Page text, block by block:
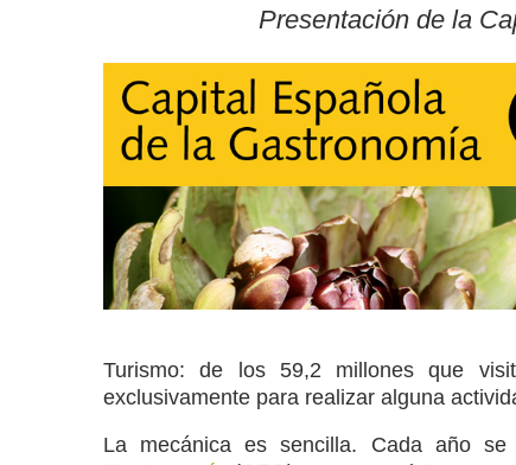
Presentación de la
Turismo: de los 59,2 millones que
exclusivamente para realizar alguna
La mecánica es sencilla. Cada año